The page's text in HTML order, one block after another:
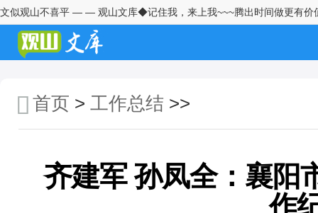
文似观山不喜平 — — 观山文库◆记住我，来上我~~~腾出时间做更有价
首页 > 工作总结 >>
齐建军 孙凤全：襄阳
作
镇党委副书记、镇长2025年履行
推进法治建设第一责任人职责情
况报告
职责情况报告
市委党校关于市委第一巡察组巡
察反馈意见整改进展情况的报告